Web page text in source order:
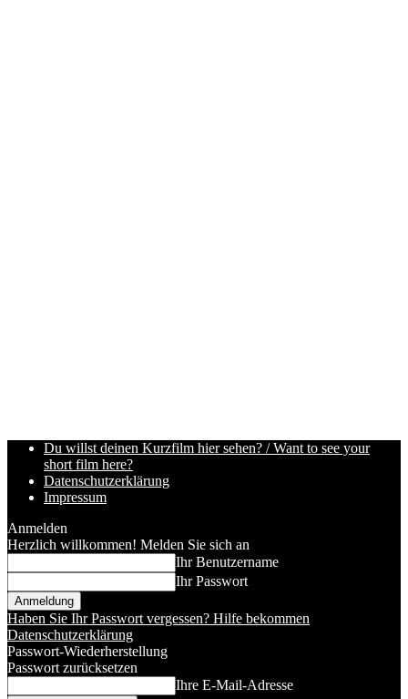
Du willst deinen Kurzfilm hier sehen? / Want to see your
short film here?
Datenschutzerklärung
Impressum
Anmelden
Herzlich willkommen! Melden Sie sich an
Ihr Benutzername
Ihr Passwort
Haben Sie Ihr Passwort vergessen? Hilfe bekommen
Datenschutzerklärung
Passwort-Wiederherstellung
Passwort zurücksetzen
Ihre E-Mail-Adresse